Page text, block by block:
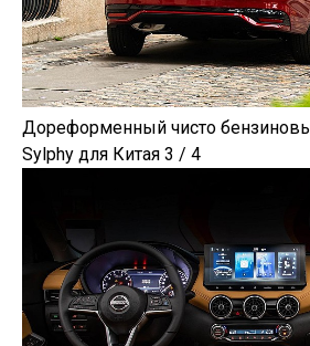
Дореформенный чисто
Sylphy для Китая 3 / 4